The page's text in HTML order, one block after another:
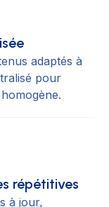
adaptés à
pour
répétitives
à jour,